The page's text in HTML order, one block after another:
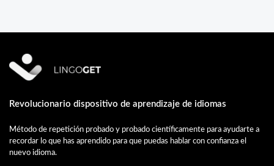
Revolucionario dispositivo de aprendizaje de idiomas
Método de repetición probado y probado científicamente para ayudarte a
recordar lo que has aprendido para que puedas hablar con confianza el
nuevo idioma.